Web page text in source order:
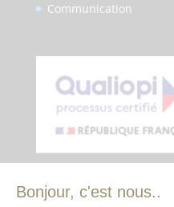
Communication